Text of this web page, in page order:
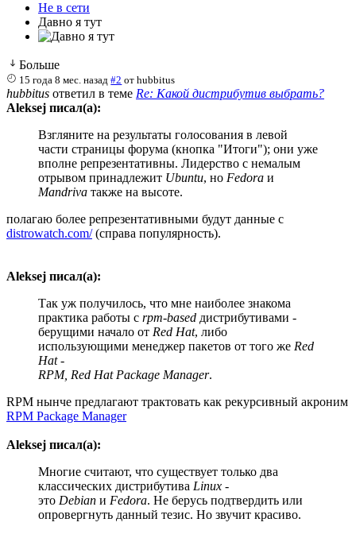
Не в сети
Давно я тут
Больше
15 года 8 мес. назад #2 отhubbitus
hubbitus ответил в теме Re: Какой дистрибутив выбрать?
Aleksej писал(а):
Взгляните на результаты голосования в левой
части страницы форума (кнопка "Итоги"); они уже
вполне репрезентативны. Лидерство с немалым
отрывом принадлежит Ubuntu, но Fedora и
Mandriva также на высоте.
полагаю более репрезентативными будут данные с
distrowatch.com/(справа популярность).
Aleksej писал(а):
Так уж получилось, что мне наиболее знакома
практика работы с rpm-based дистрибутивами -
берущими начало от Red Hat, либо
использующими менеджер пакетов от того же Red
Hat-
RPM, Red Hat Package Manager.
RPM нынче предлагают трактовать как рекурсивный акроним
RPM Package Manager
Aleksej писал(а):
Многие считают, что существует только два
классических дистрибутива Linux -
это Debian и Fedora. Не берусь подтвердить или
опровергнуть данный тезис. Но звучит красиво.